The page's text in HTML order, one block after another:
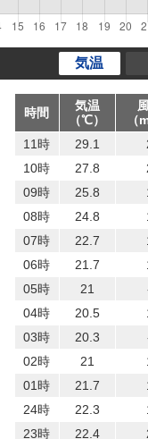
気温
時間
気温
（℃）
（
11時
29.1
10時
27.8
09時
25.8
08時
24.8
07時
22.7
06時
21.7
05時
21
04時
20.5
03時
20.3
02時
21
01時
21.7
24時
22.3
23時
22.4